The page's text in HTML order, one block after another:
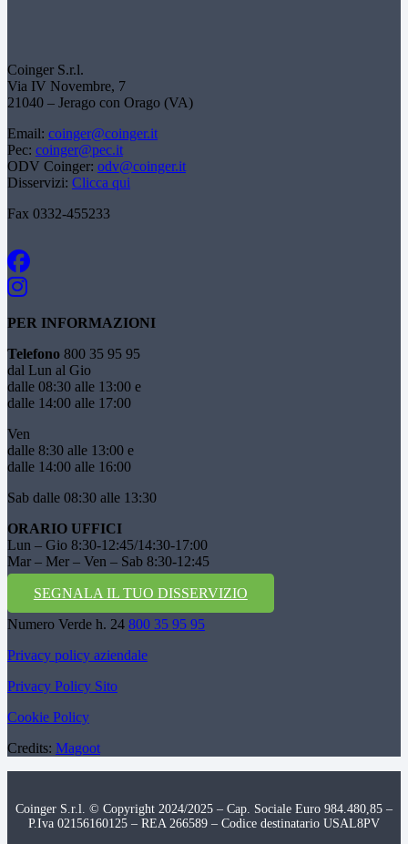
Coinger S.r.l.
Via IV Novembre, 7
21040 – Jerago con Orago (VA)
Email: coinger@coinger.it
Pec: coinger@pec.it
ODV Coinger: odv@coinger.it
Disservizi: Clicca qui
Fax 0332-455233
PER INFORMAZIONI
Telefono 800 35 95 95
dal Lun al Gio
dalle 08:30 alle 13:00 e
dalle 14:00 alle 17:00
Ven
dalle 8:30 alle 13:00 e
dalle 14:00 alle 16:00
Sab dalle 08:30 alle 13:30
ORARIO UFFICI
Lun – Gio 8:30-12:45/14:30-17:00
Mar – Mer – Ven – Sab 8:30-12:45
SEGNALA IL TUO DISSERVIZIO
Numero Verde h. 24 800 35 95 95
Privacy policy aziendale
Privacy Policy Sito
Cookie Policy
Credits: Magoot
Coinger S.r.l. © Copyright 2024/2025 – Cap. Sociale Euro 984.480,85 –
P.Iva 02156160125 – REA 266589 – Codice destinatario USAL8PV